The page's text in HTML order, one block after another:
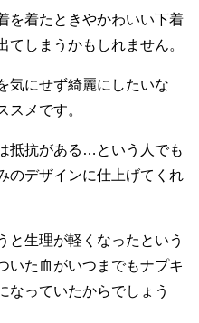
を着たときやかわいい下着
てしまうかもしれません。
気にせず綺麗にしたいな
スメです。
抵抗がある…という人でも
のデザインに仕上げてくれ
と生理が軽くなったという
いた血がいつまでもナプキ
なっていたからでしょう